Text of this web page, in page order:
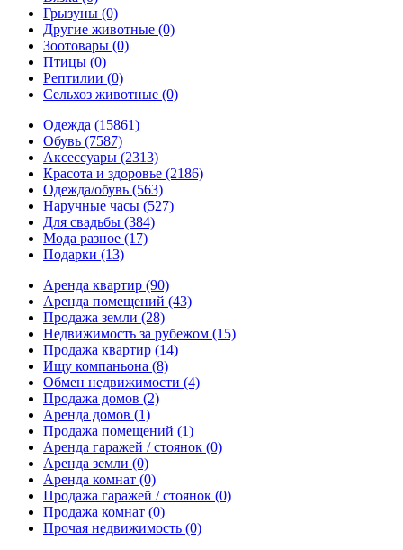
Грызуны (0)
Другие животные (0)
Зоотовары (0)
Птицы (0)
Рептилии (0)
Сельхоз животные (0)
Одежда (15861)
Обувь (7587)
Аксессуары (2313)
Красота и здоровье (2186)
Одежда/обувь (563)
Наручные часы (527)
Для свадьбы (384)
Мода разное (17)
Подарки (13)
Аренда квартир (90)
Аренда помещений (43)
Продажа земли (28)
Недвижимость за рубежом (15)
Продажа квартир (14)
Ищу компаньона (8)
Обмен недвижимости (4)
Продажа домов (2)
Аренда домов (1)
Продажа помещений (1)
Аренда гаражей / стоянок (0)
Аренда земли (0)
Аренда комнат (0)
Продажа гаражей / стоянок (0)
Продажа комнат (0)
Прочая недвижимость (0)